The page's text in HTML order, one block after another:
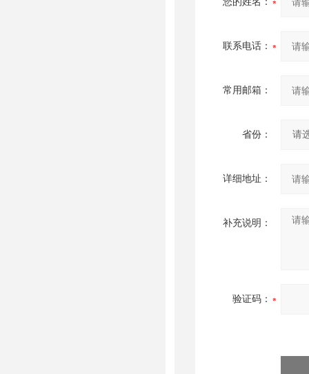
联系电话：
常用邮箱：
省份：
详细地址：
补充说明：
验证码：